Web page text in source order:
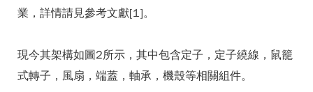
業，詳情請見參考文獻[1]。
現今其架構如圖2所示，其中包含定子，定子繞線，鼠籠
式轉子，風扇，端蓋，軸承，機殼等相關組件。